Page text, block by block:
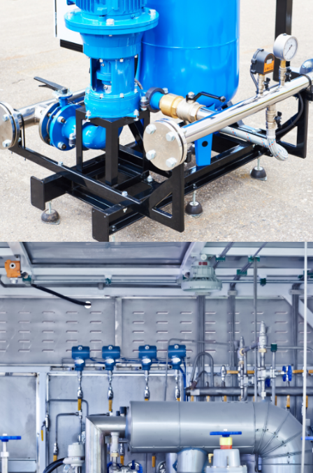
Bombas Centrífugas
Bombas Centrífugas de Alta Eficiencia para
Sistemas de Bombeo